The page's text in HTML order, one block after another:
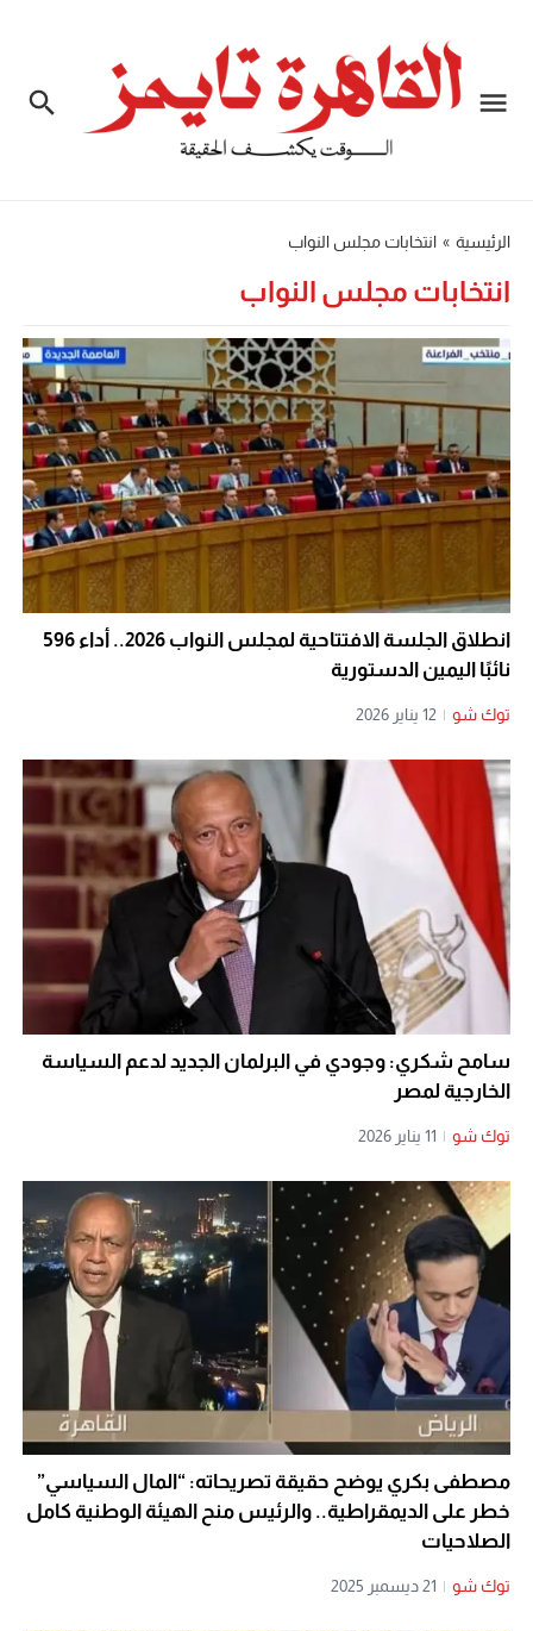
الرئيسية » انتخابات مجلس النواب
انتخابات مجلس النواب
انطلاق الجلسة الافتتاحية لمجلس النواب 2026.. أداء 596
نائبًا اليمين الدستورية
توك شو | 12 يناير 2026
سامح شكري: وجودي في البرلمان الجديد لدعم السياسة
الخارجية لمصر
توك شو | 11 يناير 2026
مصطفى بكري يوضح حقيقة تصريحاته: “المال السياسي”
خطر على الديمقراطية.. والرئيس منح الهيئة الوطنية كامل
الصلاحيات
توك شو | 21 ديسمبر 2025